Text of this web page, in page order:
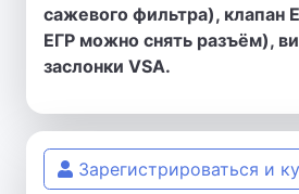
сажевого фильтра), клапан
ЕГР можно снять разъём),
заслонки VSA.
Зарегистрироваться и